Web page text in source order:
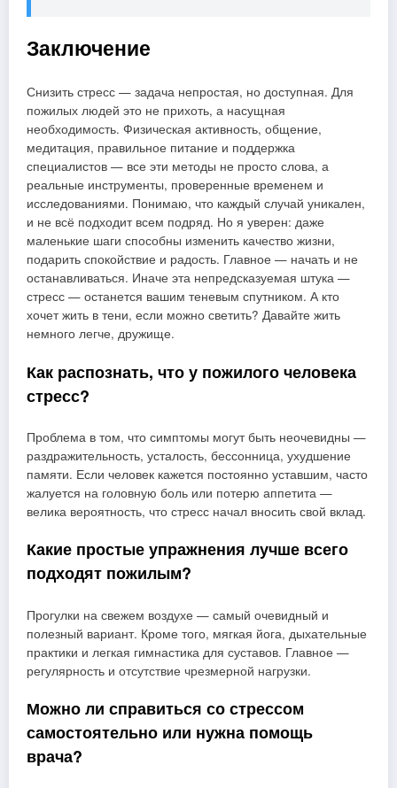
Заключение
Снизить стресс — задача непростая, но доступная. Для
пожилых людей это не прихоть, а насущная
необходимость. Физическая активность, общение,
медитация, правильное питание и поддержка
специалистов — все эти методы не просто слова, а
реальные инструменты, проверенные временем и
исследованиями. Понимаю, что каждый случай уникален,
и не всё подходит всем подряд. Но я уверен: даже
маленькие шаги способны изменить качество жизни,
подарить спокойствие и радость. Главное — начать и не
останавливаться. Иначе эта непредсказуемая штука —
стресс — останется вашим теневым спутником. А кто
хочет жить в тени, если можно светить? Давайте жить
немного легче, дружище.
Как распознать, что у пожилого человека
стресс?
Проблема в том, что симптомы могут быть неочевидны —
раздражительность, усталость, бессонница, ухудшение
памяти. Если человек кажется постоянно уставшим, часто
жалуется на головную боль или потерю аппетита —
велика вероятность, что стресс начал вносить свой вклад.
Какие простые упражнения лучше всего
подходят пожилым?
Прогулки на свежем воздухе — самый очевидный и
полезный вариант. Кроме того, мягкая йога, дыхательные
практики и легкая гимнастика для суставов. Главное —
регулярность и отсутствие чрезмерной нагрузки.
Можно ли справиться со стрессом
самостоятельно или нужна помощь
врача?